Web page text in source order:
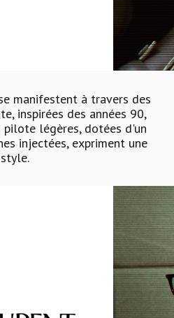
manifestent à travers des
inspirées des années 90,
légères, dotées d'un
injectées, expriment une